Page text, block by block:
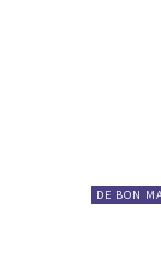
DE BON